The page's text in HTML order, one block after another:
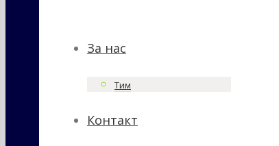
За нас
Тим
Контакт